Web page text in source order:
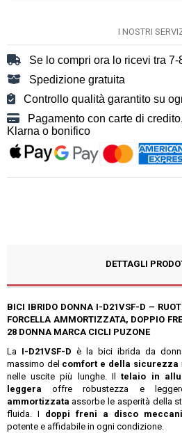
I NOSTRI
Se lo compri ora lo ricevi tra
Spedizione gratuita
Controllo qualità garantito su
Pagamento con carte di
Klarna o bonifico
DETTAGLI
BICI IBRIDO DONNA I-D21VSF-D –
FORCELLA AMMORTIZZATA, DOPPIO
28 DONNA MARCA CICLI PUZONE
La I-D21VSF-D è la bici ibrida da
massimo del comfort e della sicurezza
nelle uscite più lunghe. Iltelaio in
leggera offre robustezza e
ammortizzata assorbe le asperità della
fluida. I doppi freni a disco
potente e affidabile in ogni condizione.